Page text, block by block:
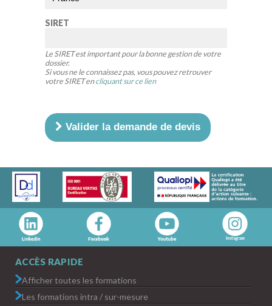
SIRET
Le SIRET est important pour la bonne gestion de votre
dossier.
Si vous ne le connaissez pas, vous pouvez retrouver
votre SIRET encliquant sur ce lien
Valider la demande de devis
ACCÈS RAPIDE
Afficher toutes les formations
Les formations intra / sur-mesure